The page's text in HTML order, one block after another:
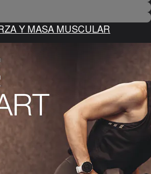
Y MASA MUSCULAR